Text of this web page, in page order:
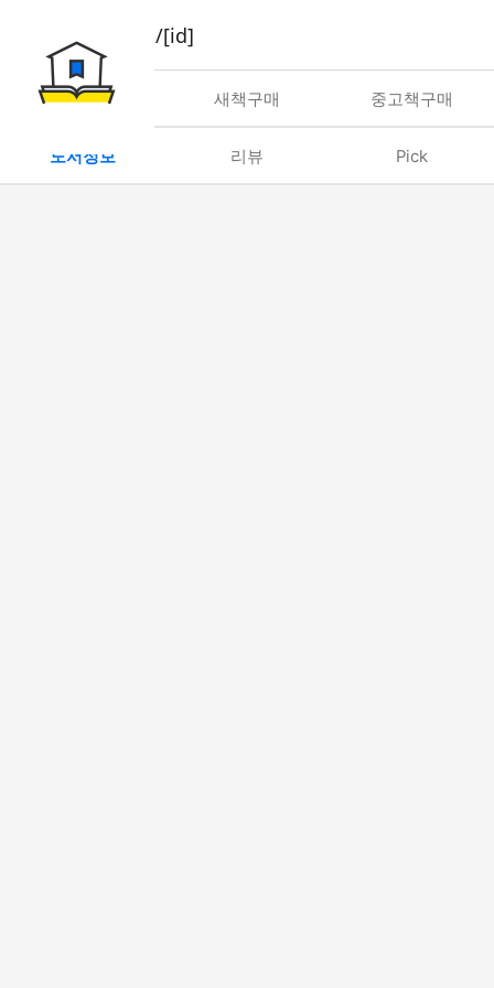
book/rent/[id]
대여 새책구매 중고책구매
도서정보 리뷰 Pick